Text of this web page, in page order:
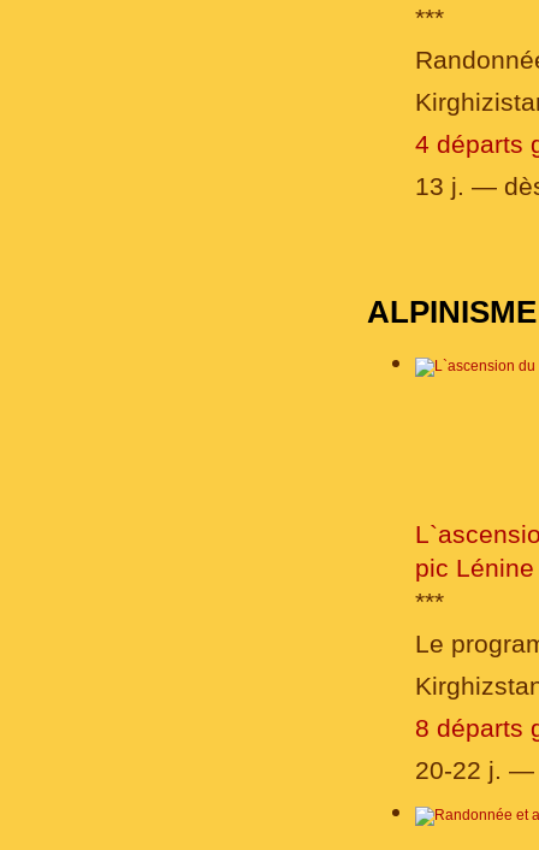
***
4 départs
13 j. —
pic Lénine
***
Le
8 départs
20-22 j.